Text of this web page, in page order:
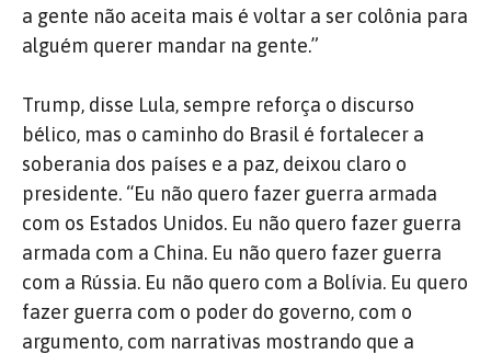
a gente não aceita mais é voltar a ser colônia para
alguém querer mandar na gente.”
Trump, disse Lula, sempre reforça o discurso
bélico, mas o caminho do Brasil é fortalecer a
soberania dos países e a paz, deixou claro o
presidente. “Eu não quero fazer guerra armada
com os Estados Unidos. Eu não quero fazer guerra
armada com a China. Eu não quero fazer guerra
com a Rússia. Eu não quero com a Bolívia. Eu quero
fazer guerra com o poder do governo, com o
argumento, com narrativas mostrando que a